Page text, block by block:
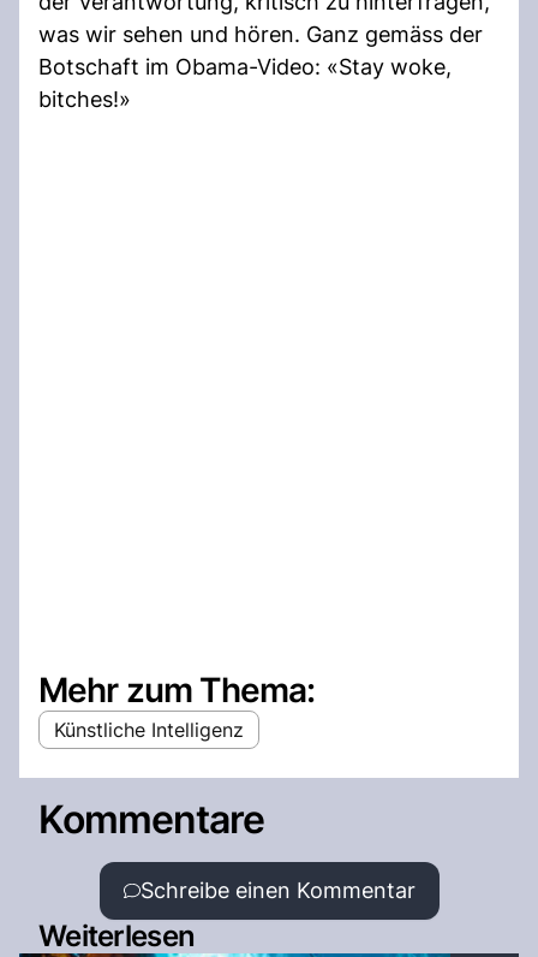
was wir sehen und hören. Ganz gemäss der
Botschaft im Obama-Video: «Stay woke,
bitches!»
Mehr zum Thema:
Künstliche Intelligenz
Kommentare
Schreibe einen Kommentar
Weiterlesen